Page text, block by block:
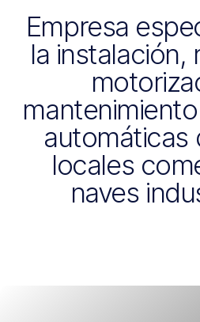
Empresa
la instalación,
automáticas
locales
naves